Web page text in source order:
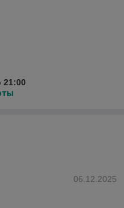
21:00
06.12.2025